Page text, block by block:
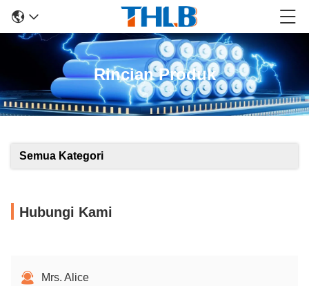
Rincian Produk
Semua Kategori
Hubungi Kami
Mrs. Alice